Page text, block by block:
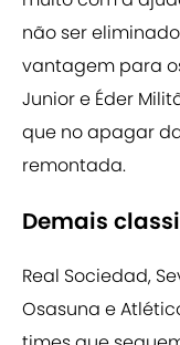
não ser
vantagem para
Junior e Éder
que no apagar
remontada.
Demais
Real Sociedad,
Osasuna e